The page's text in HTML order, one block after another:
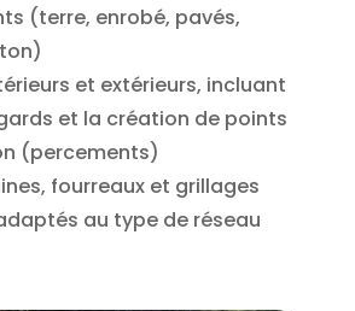
(terre, enrobé, pavés,
et extérieurs, incluant
et la création de points
(percements)
fourreaux et grillages
au type de réseau